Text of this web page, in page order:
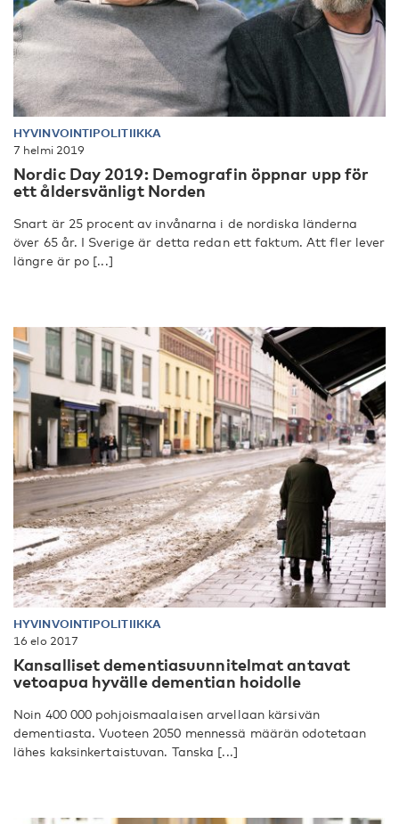
HYVINVOINTIPOLITIIKKA
7 helmi 2019
Nordic Day 2019: Demografin öppnar upp för
ett åldersvänligt Norden
Snart är 25 procent av invånarna i de nordiska länderna
över 65 år. I Sverige är detta redan ett faktum. Att fler lever
längre är po [...]
HYVINVOINTIPOLITIIKKA
16 elo 2017
Kansalliset dementiasuunnitelmat antavat
vetoapua hyvälle dementian hoidolle
Noin 400 000 pohjoismaalaisen arvellaan kärsivän
dementiasta. Vuoteen 2050 mennessä määrän odotetaan
lähes kaksinkertaistuvan. Tanska [...]